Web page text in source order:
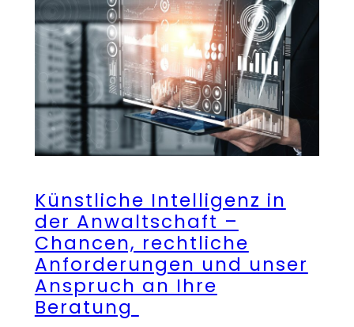
Künstliche Intelligenz in
der Anwaltschaft –
Chancen, rechtliche
Anforderungen und unser
Anspruch an Ihre
Beratung